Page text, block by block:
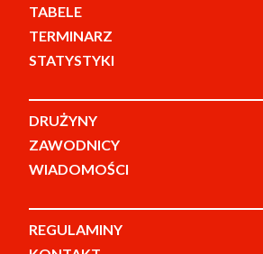
TABELE
TERMINARZ
STATYSTYKI
DRUŻYNY
ZAWODNICY
WIADOMOŚCI
REGULAMINY